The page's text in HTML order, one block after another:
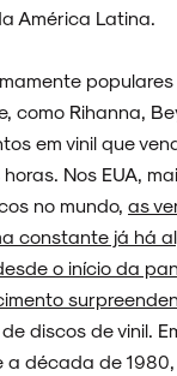
América Latina.
populares
como Rihanna,
em vinil que
Nos EUA,
no mundo, as
constante já há
o início da
discos de vinil.
a década de 1980,